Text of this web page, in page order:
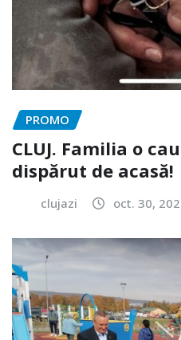
PROMO
CLUJ. Familia o
dispărut de acasă!
clujazi oct. 30,